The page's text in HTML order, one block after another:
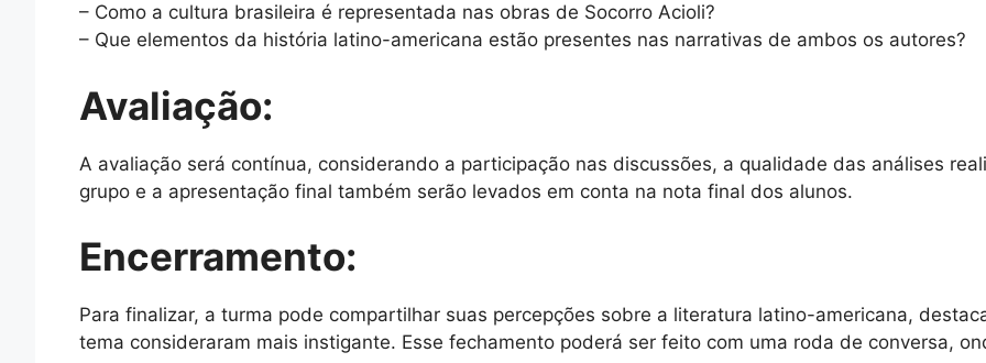
– Como a cultura brasileira é representada nas obras de Socorro Acioli?
– Que elementos da história latino-americana estão presentes nas narrativas de ambos os autores?
Avaliação:
A avaliação será contínua, considerando a participação nas discussões, a qualidade das análises
grupo e a apresentação final também serão levados em conta na nota final dos alunos.
Encerramento:
Para finalizar, a turma pode compartilhar suas percepções sobre a literatura latino-americana,
tema consideraram mais instigante. Esse fechamento poderá ser feito com uma roda de conversa,